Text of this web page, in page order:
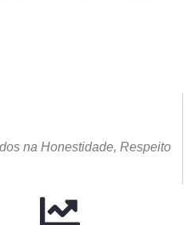
na Honestidade, Respeito